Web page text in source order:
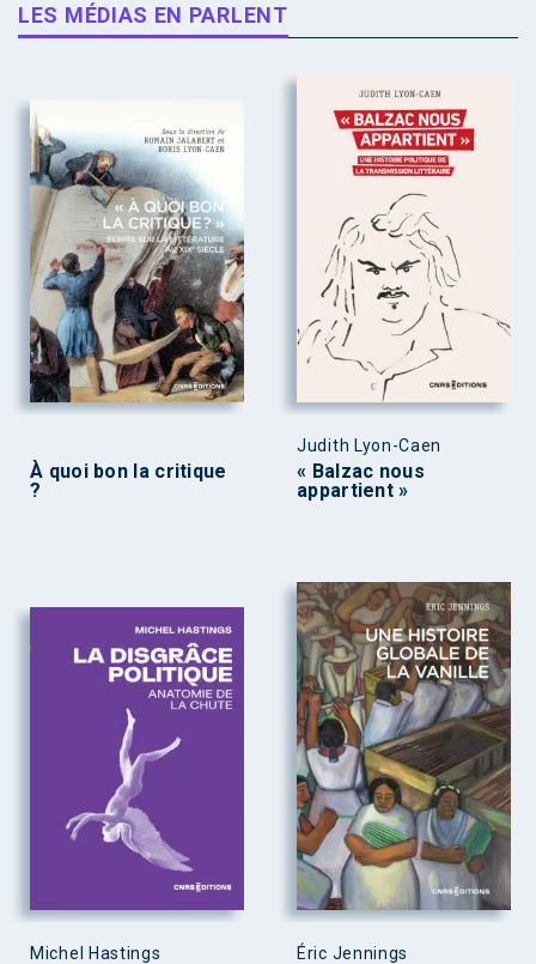
LES MÉDIAS EN PARLENT
À quoi bon la critique
?
Judith Lyon-Caen
« Balzac nous
appartient »
Michel Hastings Éric Jennings